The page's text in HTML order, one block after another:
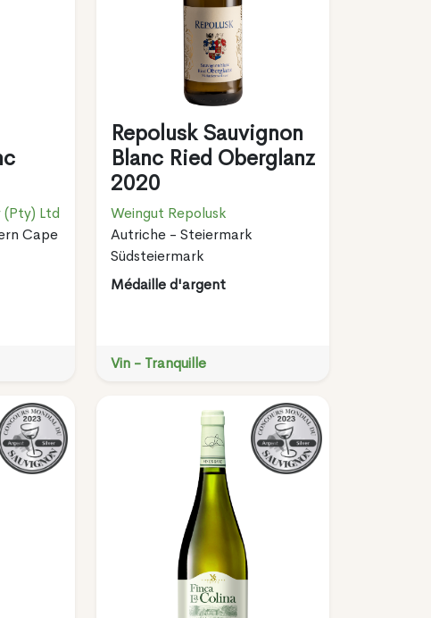
Ltd
Cape
Repolusk Sauvignon
Blanc Ried Oberglanz
2020
Weingut Repolusk
Autriche - Steiermark
Südsteiermark
Médaille d'argent
Vin - Tranquille